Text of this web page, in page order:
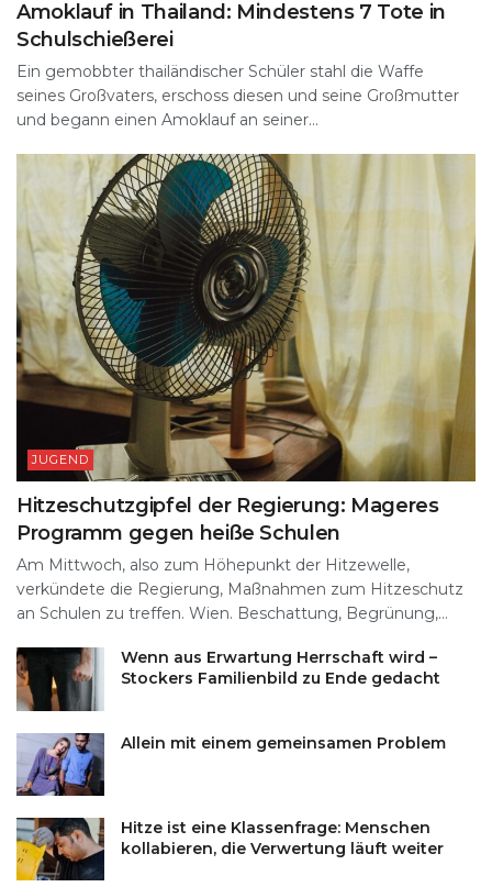
Amoklauf in Thailand: Mindestens 7 Tote in
Schulschießerei
Ein gemobbter thailändischer Schüler stahl die Waffe
seines Großvaters, erschoss diesen und seine Großmutter
und begann einen Amoklauf an seiner...
JUGEND
Hitzeschutzgipfel der Regierung: Mageres
Programm gegen heiße Schulen
Am Mittwoch, also zum Höhepunkt der Hitzewelle,
verkündete die Regierung, Maßnahmen zum Hitzeschutz
an Schulen zu treffen. Wien. Beschattung, Begrünung,...
Wenn aus Erwartung Herrschaft wird –
Stockers Familienbild zu Ende gedacht
Allein mit einem gemeinsamen Problem
Hitze ist eine Klassenfrage: Menschen
kollabieren, die Verwertung läuft weiter